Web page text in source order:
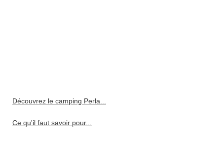
Découvrez le camping Perla...
Ce qu'il faut savoir pour...